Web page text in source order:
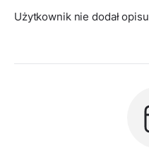
Użytkownik nie dodał opisu